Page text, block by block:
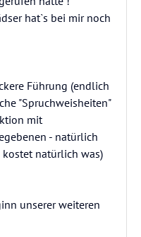
hat`s bei mir noch
Führung (endlich
"Spruchweisheiten"
mit
- natürlich
natürlich was)
unserer weiteren